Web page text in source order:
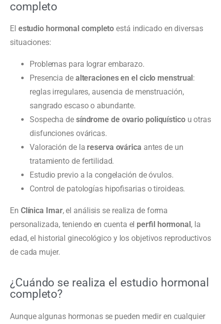
completo
El estudio hormonal completo está indicado en diversas
situaciones:
Problemas para lograr embarazo.
Presencia de alteraciones en el ciclo menstrual:
reglas irregulares, ausencia de menstruación,
sangrado escaso o abundante.
Sospecha de síndrome de ovario poliquísticou otras
disfunciones ováricas.
Valoración de la reserva ovárica antes de un
tratamiento de fertilidad.
Estudio previo a la congelación de óvulos.
Control de patologías hipofisarias o tiroideas.
En Clínica Imar, el análisis se realiza de forma
personalizada, teniendo en cuenta el perfil hormonal, la
edad, el historial ginecológico y los objetivos reproductivos
de cada mujer.
¿Cuándo se realiza el estudio hormonal
completo?
Aunque algunas hormonas se pueden medir en cualquier